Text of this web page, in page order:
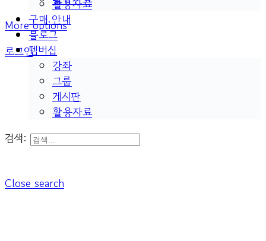
More options
로그인
활용자료
구매 안내
블로그
멤버십
강좌
그룹
게시판
활용자료
검색:
Close search